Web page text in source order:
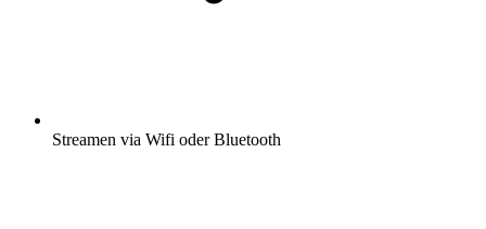
Streamen via Wifi oder Bluetooth